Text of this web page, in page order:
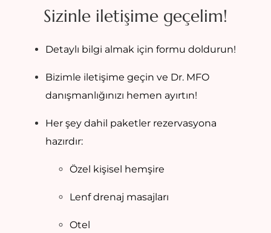
Sizinle iletişime geçelim!
Detaylı bilgi almak için formu doldurun!
Bizimle iletişime geçin ve Dr. MFO
danışmanlığınızı hemen ayırtın!
Her şey dahil paketler rezervasyona
hazırdır:
Özel kişisel hemşire
Lenf drenaj masajları
Otel